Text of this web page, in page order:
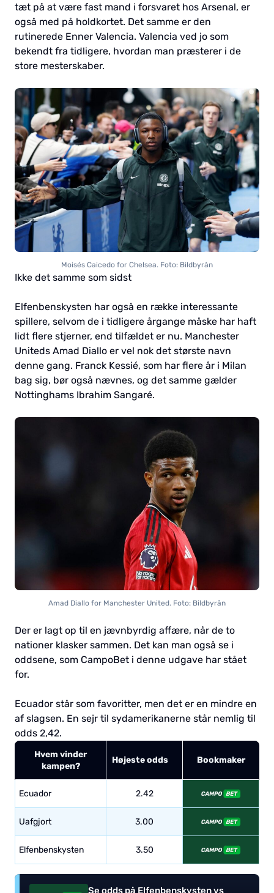
tæt på at være fast mand i forsvaret hos Arsenal, er
også med på holdkortet. Det samme er den
rutinerede Enner Valencia. Valencia ved jo som
bekendt fra tidligere, hvordan man præsterer i de
store mesterskaber.
Moisés Caicedo for Chelsea. Foto: Bildbyrån
Ikke det samme som sidst
Elfenbenskysten har også en række interessante
spillere, selvom de i tidligere årgange måske har haft
lidt flere stjerner, end tilfældet er nu. Manchester
Uniteds Amad Diallo er vel nok det største navn
denne gang. Franck Kessié, som har flere år i Milan
bag sig, bør også nævnes, og det samme gælder
Nottinghams Ibrahim Sangaré.
Amad Diallo for Manchester United. Foto: Bildbyrån
Der er lagt op til en jævnbyrdig affære, når de to
nationer klasker sammen. Det kan man også se i
oddsene, som CampoBet i denne udgave har stået
for.
Ecuador står som favoritter, men det er en mindre en
af slagsen. En sejr til sydamerikanerne står nemlig til
odds 2,42.
Hvem vinder
kampen?
Højeste odds Bookmaker
Ecuador 2.42
Uafgjort 3.00
Elfenbenskysten 3.50
Se odds på Elfenbenskysten vs